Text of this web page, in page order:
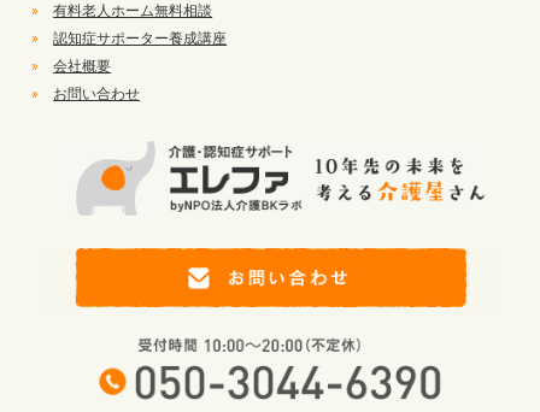
»
有料老人ホーム無料相談
»
認知症サポーター養成講座
»
会社概要
»
お問い合わせ